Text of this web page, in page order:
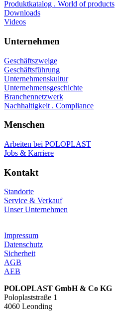
Produktkatalog . World of products
Downloads
Videos
Unternehmen
Geschäftszweige
Geschäftsführung
Unternehmenskultur
Unternehmensgeschichte
Branchennetzwerk
Nachhaltigkeit . Compliance
Menschen
Arbeiten bei POLOPLAST
Jobs & Karriere
Kontakt
Standorte
Service & Verkauf
Unser Unternehmen
Impressum
Datenschutz
Sicherheit
AGB
AEB
POLOPLAST GmbH & Co KG
Poloplaststraße 1
4060 Leonding